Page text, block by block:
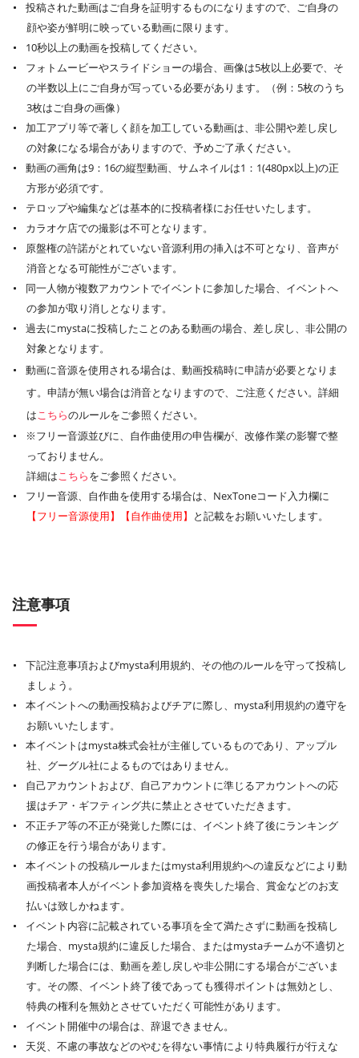
投稿された動画はご自身を証明するものになりますので、ご自身の
顔や姿が鮮明に映っている動画に限ります。
10秒以上の動画を投稿してください。
フォトムービーやスライドショーの場合、画像は5枚以上必要で、そ
の半数以上にご自身が写っている必要があります。（例：5枚のうち
3枚はご自身の画像）
加工アプリ等で著しく顔を加工している動画は、非公開や差し戻し
の対象になる場合がありますので、予めご了承ください。
動画の画角は9：16の縦型動画、サムネイルは1：1(480px以上)の正
方形が必須です。
テロップや編集などは基本的に投稿者様にお任せいたします。
カラオケ店での撮影は不可となります。
原盤権の許諾がとれていない音源利用の挿入は不可となり、音声が
消音となる可能性がございます。
同一人物が複数アカウントでイベントに参加した場合、イベントへ
の参加が取り消しとなります。
過去にmystaに投稿したことのある動画の場合、差し戻し、非公開の
対象となります。
動画に音源を使用される場合は、動画投稿時に申請が必要となりま
す。申請が無い場合は消音となりますので、ご注意ください。詳細
はこちらのルールをご参照ください。
※フリー音源並びに、自作曲使用の申告欄が、改修作業の影響で整
っておりません。
詳細はこちらをご参照ください。
フリー音源、自作曲を使用する場合は、NexToneコード入力欄に
【フリー音源使用】【自作曲使用】 と記載をお願いいたします。
注意事項
下記注意事項およびmysta利用規約、その他のルールを守って投稿し
ましょう。
本イベントへの動画投稿およびチアに際し、mysta利用規約の遵守を
お願いいたします。
本イベントはmysta株式会社が主催しているものであり、アップル
社、グーグル社によるものではありません。
自己アカウントおよび、自己アカウントに準じるアカウントへの応
援はチア・ギフティング共に禁止とさせていただきます。
不正チア等の不正が発覚した際には、イベント終了後にランキング
の修正を行う場合があります。
本イベントの投稿ルールまたはmysta利用規約への違反などにより動
画投稿者本人がイベント参加資格を喪失した場合、賞金などのお支
払いは致しかねます。
イベント内容に記載されている事項を全て満たさずに動画を投稿し
た場合、mysta規約に違反した場合、またはmystaチームが不適切と
判断した場合には、動画を差し戻しや非公開にする場合がございま
す。その際、イベント終了後であっても獲得ポイントは無効とし、
特典の権利を無効とさせていただく可能性があります。
イベント開催中の場合は、辞退できません。
天災、不慮の事故などのやむを得ない事情により特典履行が行えな